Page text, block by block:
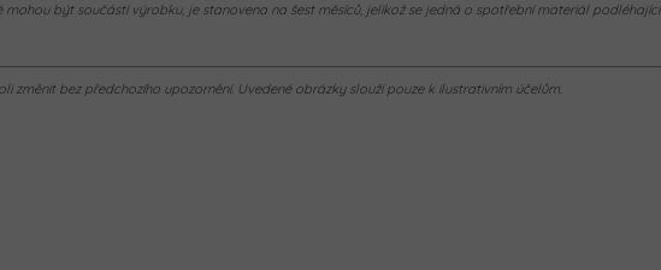
být součástí výrobku, je stanovena na šest měsíců, jelikož se jedná o spotřební materiál podléhající
změnit bez předchozího upozornění. Uvedené obrázky slouží pouze k ilustrativním účelům.